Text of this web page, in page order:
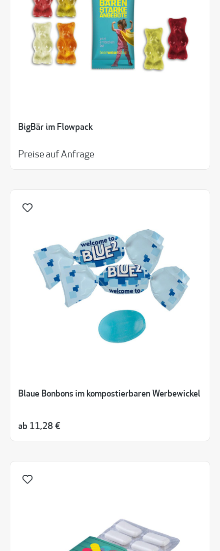
BigBär im Flowpack
Preise auf Anfrage
Blaue Bonbons im kompostierbaren Werbewickel
ab 11,28 €